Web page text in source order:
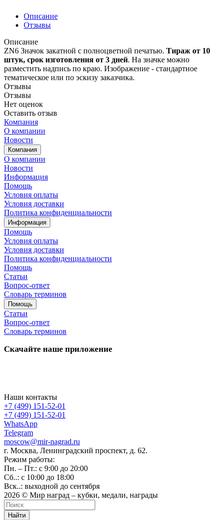
Описание
Отзывы
Описание
ZN6 Значок закатной с полноцветной печатью. Тираж от 10
штук, срок изготовления от 3 дней. На значке можно
разместить надпись по краю. Изображение - стандартное
тематическое или по эскизу заказчика.
Отзывы
Отзывы
Нет оценок
Оставить отзыв
Компания
О компании
Новости
Компания
О компании
Новости
Информация
Помощь
Условия оплаты
Условия доставки
Политика конфиденциальности
Информация
Помощь
Условия оплаты
Условия доставки
Политика конфиденциальности
Помощь
Статьи
Вопрос-ответ
Словарь терминов
Помощь
Статьи
Вопрос-ответ
Словарь терминов
Скачайте наше приложение
Наши контакты
+7 (499) 151-52-01
+7 (499) 151-52-01
WhatsApp
Telegram
moscow@mir-nagrad.ru
г. Москва, Ленинградский проспект, д. 62.
Режим работы:
Пн. – Пт.: с 9:00 до 20:00
Сб..: с 10:00 до 18:00
Вск..: выходной до сентября
2026 © Мир наград – кубки, медали, награды
Найти